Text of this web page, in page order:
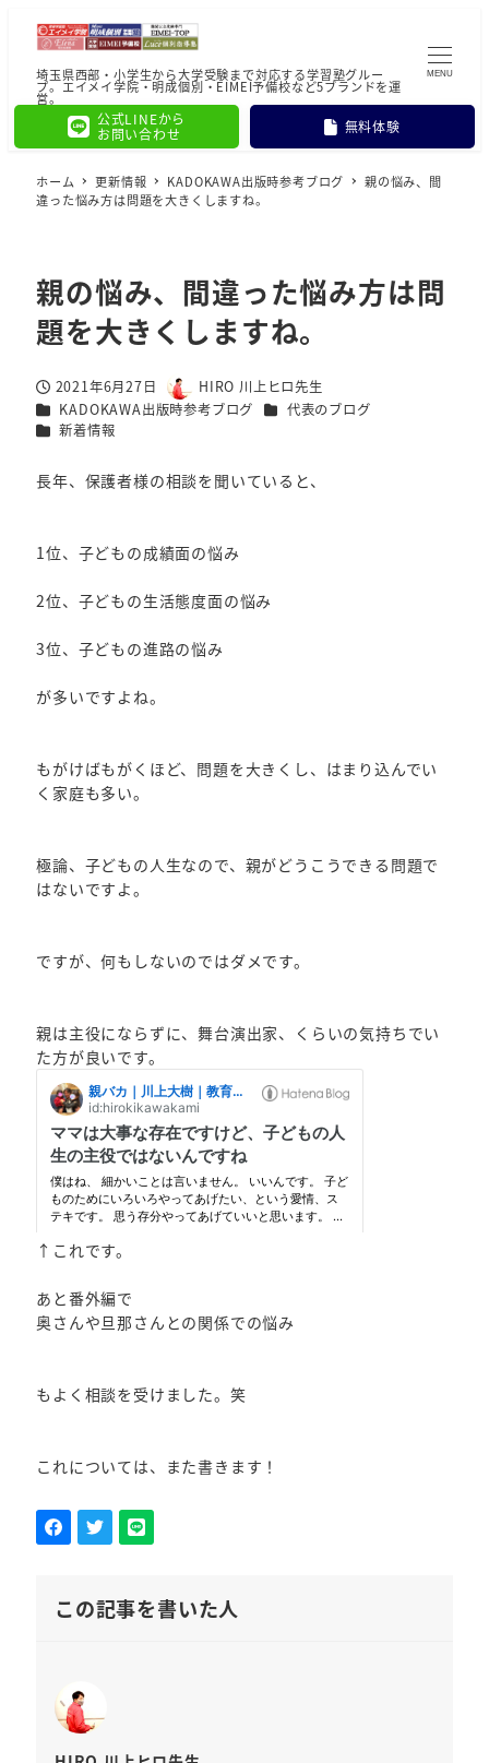
埼玉県西部・小学生から大学受験まで対応する学習塾グルー
プ。エイメイ学院・明成個別・EIMEI予備校など5ブランドを運
営。
公式LINEから
お問い合わせ
無料体験
MENU
ホーム 更新情報 KADOKAWA出版時参考ブログ
親の悩み、間
違った悩み方は問題を大きくしますね。
親の悩み、間違った悩み方は問
題を大きくしますね。
投稿日2021年6月27日
著
者
HIRO 川上ヒロ先生
カテゴリー
KADOKAWA出版時参考ブログ カテゴリー
代表のブログ
カテゴリー
新着情報
長年、保護者様の相談を聞いていると、
1位、子どもの成績面の悩み
2位、子どもの生活態度面の悩み
3位、子どもの進路の悩み
が多いですよね。
もがけばもがくほど、問題を大きくし、はまり込んでい
く家庭も多い。
極論、子どもの人生なので、親がどうこうできる問題で
はないですよ。
ですが、何もしないのではダメです。
親は主役にならずに、舞台演出家、くらいの気持ちでい
た方が良いです。
↑これです。
あと番外編で
奥さんや旦那さんとの関係での悩み
もよく相談を受けました。笑
これについては、また書きます！
この記事を書いた人